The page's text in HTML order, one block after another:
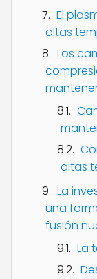
El
altas
Los
altas
La
una
fusión
La